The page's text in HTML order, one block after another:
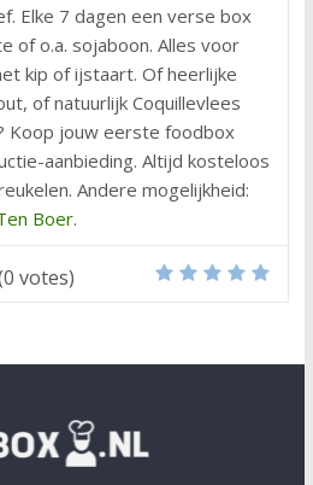
Elke 7 dagen een verse box
of o.a. sojaboon. Alles voor
kip of ijstaart. Of heerlijke
of natuurlijk Coquillevlees
Koop jouw eerste foodbox
aanbieding. Altijd kosteloos
Andere mogelijkheid:
Boer.
0 votes)